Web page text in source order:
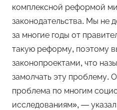
комплексной реформой
законодательства. Мы не
за многие годы от
такую реформу, поэтому
законопроектами, что
замолчать эту проблему.
проблема по многим
исследованиям», —